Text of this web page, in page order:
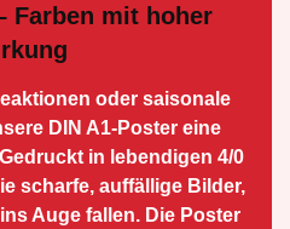
Farben mit hoher
oder saisonale
DIN A1-Poster eine
in lebendigen 4/0
scharfe, auffällige Bilder,
Auge fallen. Die Poster